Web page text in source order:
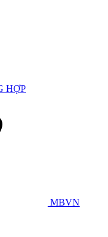
HỢP
MBVN